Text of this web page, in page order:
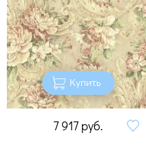
Купить
7 917 руб.